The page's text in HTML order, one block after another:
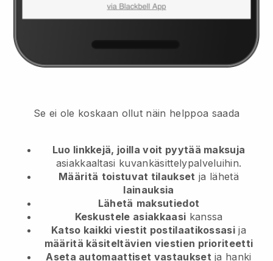
Se ei ole koskaan ollut näin helppoa saada
Luo linkkejä, joilla voit pyytää maksuja
asiakkaaltasi kuvankäsittelypalveluihin.
Määritä toistuvat tilaukset ja lähetä
lainauksia
Lähetä maksutiedot
Keskustele asiakkaasi kanssa
Katso kaikki viestit postilaatikossasi ja
määritä käsiteltävien viestien prioriteetti
Aseta automaattiset vastaukset ja hanki